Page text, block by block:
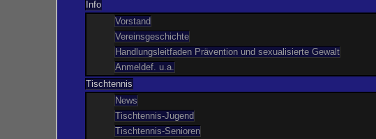
Info
Vorstand
Vereinsgeschichte
Handlungsleitfaden Prävention und sexualisierte Gewalt
Anmeldef. u.a.
Tischtennis
News
Tischtennis-Jugend
Tischtennis-Senioren